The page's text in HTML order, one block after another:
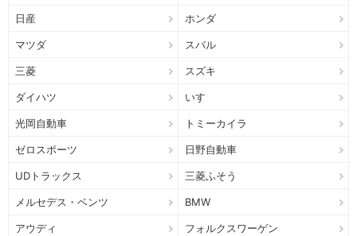
日産 ホンダ
マツダ スバル
三菱 スズキ
ダイハツ いすゞ
光岡自動車 トミーカイラ
ゼロスポーツ 日野自動車
UDトラックス 三菱ふそう
メルセデス・ベンツ BMW
アウディ フォルクスワーゲン